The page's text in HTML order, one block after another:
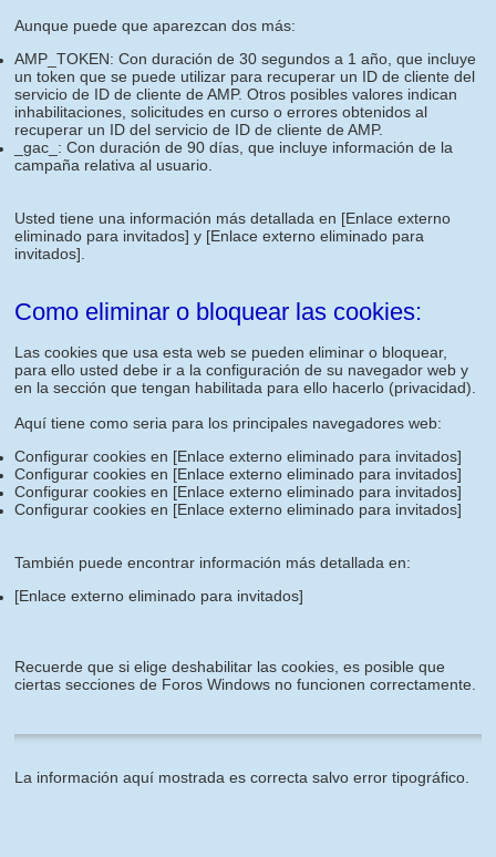
Aunque puede que aparezcan dos más:
AMP_TOKEN: Con duración de 30 segundos a 1 año, que incluye
un token que se puede utilizar para recuperar un ID de cliente del
servicio de ID de cliente de AMP. Otros posibles valores indican
inhabilitaciones, solicitudes en curso o errores obtenidos al
recuperar un ID del servicio de ID de cliente de AMP.
_gac_: Con duración de 90 días, que incluye información de la
campaña relativa al usuario.
Usted tiene una información más detallada en [Enlace externo
eliminado para invitados] y [Enlace externo eliminado para
invitados]
Como eliminar o bloquear las cookies:
Las cookies que usa esta web se pueden eliminar o bloquear,
para ello usted debe ir a la configuración de su navegador web y
en la sección que tengan habilitada para ello hacerlo (privacidad).
Aquí tiene como seria para los principales navegadores web:
Configurar cookies en [Enlace externo eliminado para invitados]
Configurar cookies en [Enlace externo eliminado para invitados]
Configurar cookies en [Enlace externo eliminado para invitados]
Configurar cookies en [Enlace externo eliminado para invitados]
También puede encontrar información más detallada en:
[Enlace externo eliminado para invitados]
Recuerde que si elige deshabilitar las cookies, es posible que
ciertas secciones de Foros Windows no funcionen correctamente.
La información aquí mostrada es correcta salvo error tipográfico.